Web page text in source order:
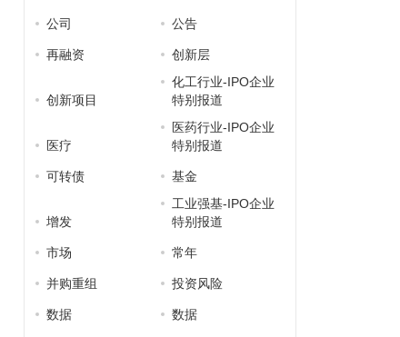
公司 公告
再融资 创新层
创新项目
化工行业-IPO企业
特别报道
医疗
医药行业-IPO企业
特别报道
可转债 基金
增发
工业强基-IPO企业
特别报道
市场 常年
并购重组 投资风险
数据 数据